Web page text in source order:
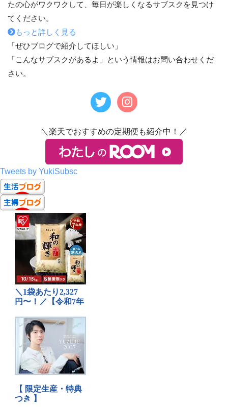
たの心がワクワクして、毎日が楽しくなるサブスクを見つけ
てください。
もっと詳しく見る
「ぜひブログで紹介してほしい」
「こんなサブスクがあるよ」という情報はお問い合わせくだ
さい。
＼楽天でおすすめの定期便も紹介中！／
Tweets by YukiSubsc